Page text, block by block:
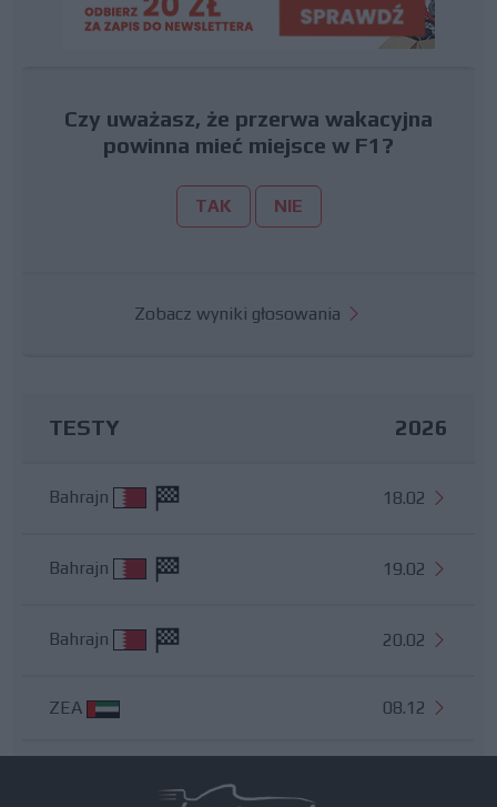
Czy uważasz, że przerwa wakacyjna
powinna mieć miejsce w F1?
TAK NIE
Zobacz wyniki głosowania
TESTY 2026
Bahrajn 18.02
Bahrajn 19.02
Bahrajn 20.02
ZEA 08.12